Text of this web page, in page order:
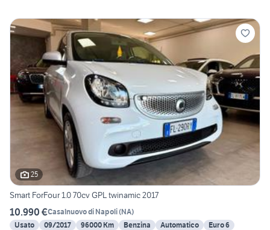
25
Smart ForFour 1.0 70cv GPL twinamic 2017
10.990 €Casalnuovo di Napoli(NA)
Usato
09/2017 96000 Km Benzina Automatico
Euro 6